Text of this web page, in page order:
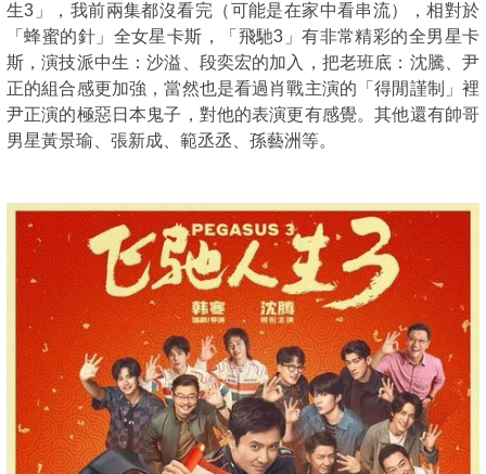
生3」，我前兩集都沒看完（可能是在家中看串流），相對於
「蜂蜜的針」全女星卡斯，「飛馳3」有非常精彩的全男星卡
斯，演技派中生：沙溢、段奕宏的加入，把老班底：沈騰、尹
正的組合感更加強，當然也是看過肖戰主演的「得閒謹制」裡
尹正演的極惡日本鬼子，對他的表演更有感覺。其他還有帥哥
男星黃景瑜、張新成、範丞丞、孫藝洲等。